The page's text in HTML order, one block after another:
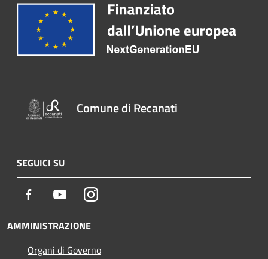
Comune di Recanati
SEGUICI SU
Facebook YoutubeInstagram
AMMINISTRAZIONE
Organi di Governo